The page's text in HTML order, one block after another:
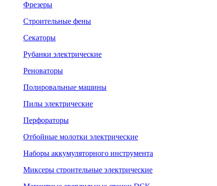
Фрезеры
Строительные фены
Секаторы
Рубанки электрические
Реноваторы
Полировальные машины
Пилы электрические
Перфораторы
Отбойные молотки электрические
Наборы аккумуляторного инструмента
Миксеры строительные электрические